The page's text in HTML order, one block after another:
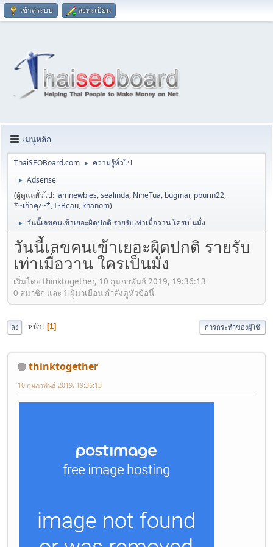
เข้าสู่ระบบ ลงทะเบียน
เมนูหลัก
ThaiSEOBoard.com ► ความรู้ทั่วไป
►
Adsense
(ผู้ดูแลทั่วไป: iamnewbies,sealinda, NineTua, bugmai, pburin22,
*~เก้าคุง~*,I~Beau, khanom)
► วันนี้เลขคนเข้าเยอะผิดปกติ รายรับเท่าเมื่อวาน ใครเป็นมั่ง
วันนี้เลขคนเข้าเยอะผิดปกติ รายรับ
เท่าเมื่อวาน ใครเป็นมั่ง
เริ่มโดย thinktogether, 10 กุมภาพันธ์ 2019, 19:36:13
0 สมาชิก และ 1 ผู้มาเยือน กำลังดูหัวข้อนี้
ลง หน้า 1 การกระทำของผู้ใช้
thinktogether
10 กุมภาพันธ์ 2019, 19:36:13